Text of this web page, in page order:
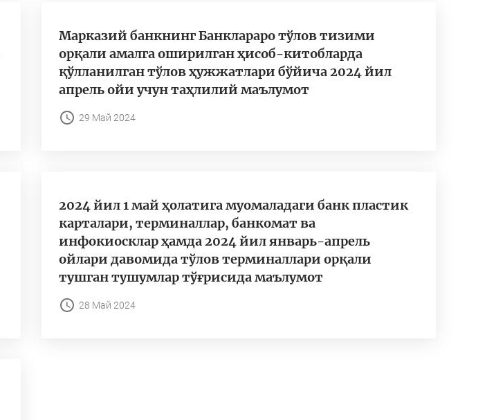
Марказий банкнинг Банклараро тўлов тизими
орқали амалга оширилган ҳисоб-китобларда
қўлланилган тўлов ҳужжатлари бўйича 2024 йил
апрель ойи учун таҳлилий маълумот
29 Май 2024
2024 йил 1 май ҳолатига муомаладаги банк пластик
карталари, терминаллар, банкомат ва
инфокиосклар ҳамда 2024 йил январь-апрель
ойлари давомида тўлов терминаллари орқали
тушган тушумлар тўғрисида маълумот
28 Май 2024